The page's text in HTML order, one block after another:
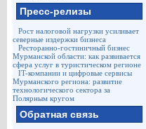
Пресс-релизы
Рост налоговой нагрузки усиливает
северные издержки бизнеса
Ресторанно-гостиничный бизнес
Мурманской области: как развивается
сфера услуг в туристическом регионе
IT-компании и цифровые сервисы
Мурманского региона: развитие
технологического сектора за
Полярным кругом
Обратная связь